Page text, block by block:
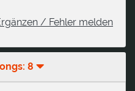
/ Fehler melden
8